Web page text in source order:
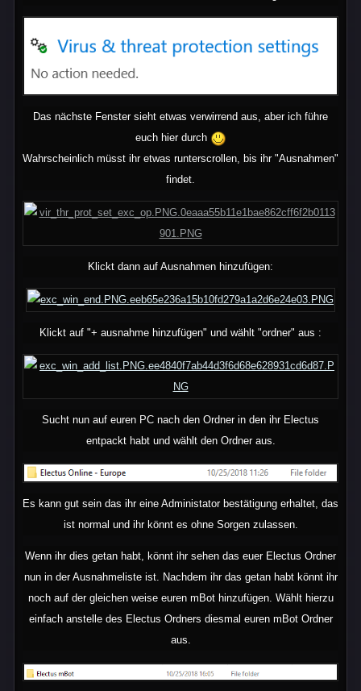
Das nächste Fenster sieht etwas verwirrend aus, aber ich führe
euch hier durch
Wahrscheinlich müsst ihr etwas runterscrollen, bis ihr "Ausnahmen"
findet.
Klickt dann auf Ausnahmen hinzufügen:
Klickt auf "+ ausnahme hinzufügen" und wählt "ordner" aus :
Sucht nun auf euren PC nach den Ordner in den ihr Electus
entpackt habt und wählt den Ordner aus.
Es kann gut sein das ihr eine Administator bestätigung erhaltet, das
ist normal und ihr könnt es ohne Sorgen zulassen.
Wenn ihr dies getan habt, könnt ihr sehen das euer Electus Ordner
nun in der Ausnahmeliste ist. Nachdem ihr das getan habt könnt ihr
noch auf der gleichen weise euren mBot hinzufügen. Wählt hierzu
einfach anstelle des Electus Ordners diesmal euren mBot Ordner
aus.